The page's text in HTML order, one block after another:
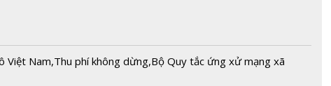
Việt Nam,Thu phí không dừng,Bộ Quy tắc ứng xử mạng xã